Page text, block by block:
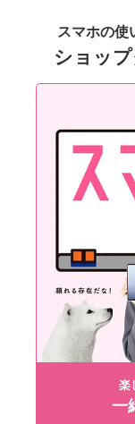
スマホの使
ショッ
楽
一